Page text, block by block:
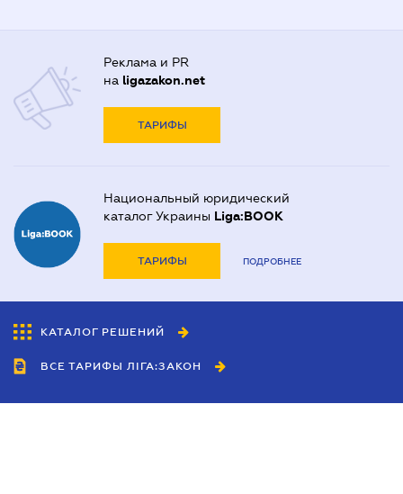
Реклама и PR
на ligazakon.net
ТАРИФЫ
Национальный юридический
каталог Украины Liga:BOOK
ТАРИФЫ ПОДРОБНЕЕ
КАТАЛОГ РЕШЕНИЙ
ВСЕ ТАРИФЫ ЛІГА:ЗАКОН